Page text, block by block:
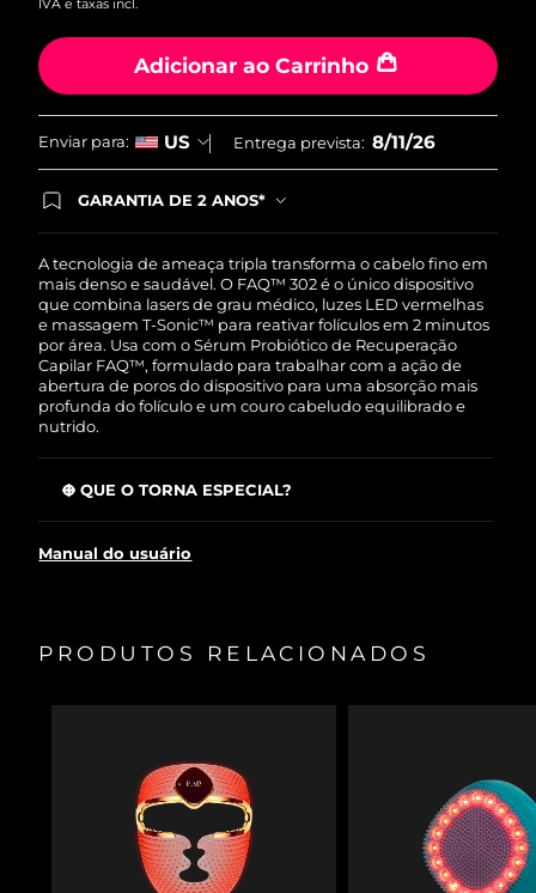
IVA e taxas incl.
Adicionar ao Carrinho
Enviar para: US Entrega prevista: 8/11/26
GARANTIA DE 2 ANOS*
significa que se você tiver qualquer problema até
2 anos após a compra, a FOREO substituirá seu
produto gratuitamente.*exceto pelo Luna FOFO
e Luna Play plus cuja garantia é de 90 dias.
A tecnologia de ameaça tripla transforma o cabelo fino em
mais denso e saudável. O FAQ™ 302 é o único dispositivo
que combina lasers de grau médico, luzes LED vermelhas
e massagem T-Sonic™ para reativar folículos em 2 minutos
por área. Usa com o Sérum Probiótico de Recuperação
Capilar FAQ™, formulado para trabalhar com a ação de
abertura de poros do dispositivo para uma absorção mais
profunda do folículo e um couro cabeludo equilibrado e
nutrido.
O QUE O TORNA ESPECIAL?
uma taxa de sucesso de mais de 80%.
laser e a luz LED alcançarem os folículos.
fornecendo oxigénio e nutrientes aos folículos.
A cica melhora a microcirculação para mais nutrientes e
acalma a raiz para um crescimento saudável.
Manual do usuário
PRODUTOS RELACIONADOS
Tailândia
Turquia Entrega prevista 11/08/2026
Unidos
Entrega prevista11/08/2026
Reino Unido Entrega prevista
Estados Unidos Entrega prevista11/08/2026
Uzbequistão Entrega prevista 15/08/2026
Vietnã Entrega prevista16/08/2026